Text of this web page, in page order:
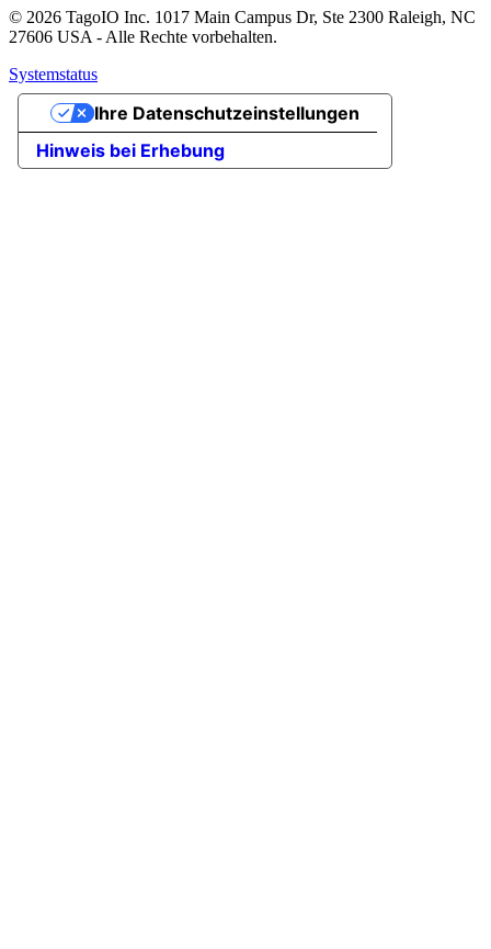
© 2026 TagoIO Inc. 1017 Main Campus Dr, Ste 2300 Raleigh, NC
27606 USA - Alle Rechte vorbehalten.
Systemstatus
Hinweis bei Erhebung
Ihre Datenschutzeinstellungen